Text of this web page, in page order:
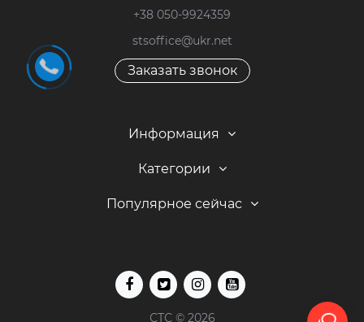
+38 050-9924359
stsoffice@ukr.net
Заказать звонок
Информация
Категории
Популярное сейчас
СТС © 2026